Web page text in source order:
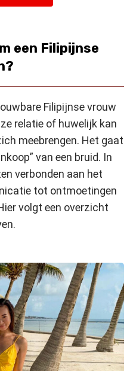
een Filipijnse
Filipijnse vrouw
relatie of huwelijk kan
meebrengen. Het gaat
van een bruid. In
verbonden aan het
tot ontmoetingen
volgt een overzicht